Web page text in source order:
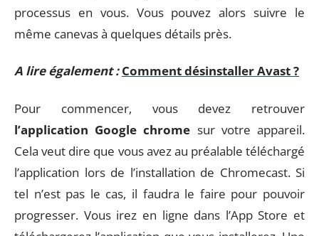
processus en vous. Vous pouvez alors suivre le
même canevas à quelques détails près.
A lire également : Comment désinstaller Avast ?
Pour commencer, vous devez retrouver
l’application Google chrome sur votre appareil.
Cela veut dire que vous avez au préalable téléchargé
l’application lors de l’installation de Chromecast. Si
tel n’est pas le cas, il faudra le faire pour pouvoir
progresser. Vous irez en ligne dans l’App Store et